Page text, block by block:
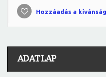
Hozzáadás a
ADATLAP